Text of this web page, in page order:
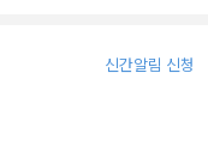
신간알림 신청